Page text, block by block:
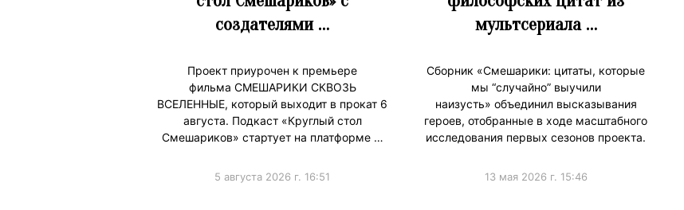
создателями …
Проект приурочен к премьере
фильма СМЕШАРИКИ СКВОЗЬ
ВСЕЛЕННЫЕ, который выходит в прокат 6
августа. Подкаст «Круглый стол
Смешариков» стартует на платформе …
5 августа 2026 г. 16:51
мультсериала …
Сборник «Смешарики: цитаты, которые
мы “случайно” выучили
наизусть» объединил высказывания
героев, отобранные в ходе масштабного
исследования первых сезонов проекта.
13 мая 2026 г. 15:46